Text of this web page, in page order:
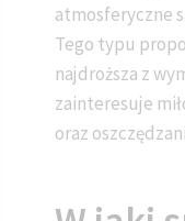
atmosferyczne
Tego typu
najdroższa z
zainteresuje
oraz